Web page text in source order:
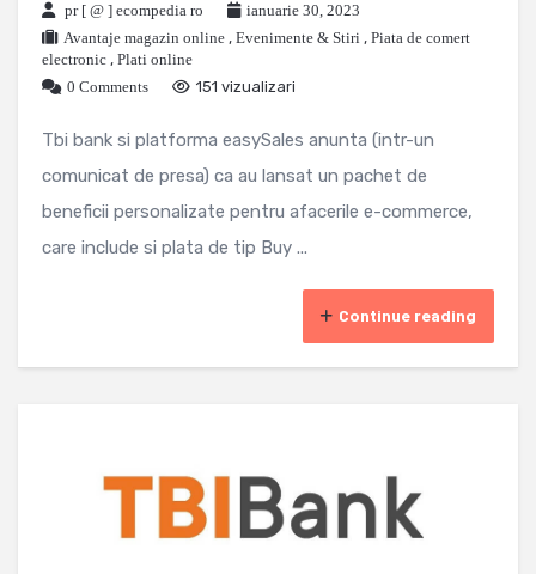
pr [ @ ] ecompedia ro
ianuarie 30, 2023
Avantaje magazin online , Evenimente & Stiri , Piata de comert
electronic , Plati online
0 Comments
151 vizualizari
Tbi bank si platforma easySales anunta (intr-un
comunicat de presa) ca au lansat un pachet de
beneficii personalizate pentru afacerile e-commerce,
care include si plata de tip Buy ...
Continue reading